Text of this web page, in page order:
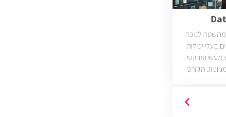
לנוכח
בעלי יכולות
מעשי ופרקטי
הקורס
לעבודה